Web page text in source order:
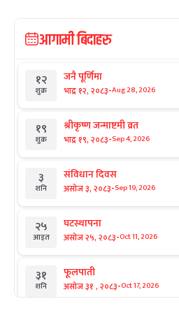
आगामी बिदाहरु
१२
शुक्र
जनै पूर्णिमा
भाद्र १२, २०८३-Aug 28, 2026
१९
शुक्र
श्रीकृष्ण जन्माष्टमी व्रत
भाद्र १९, २०८३-Sep 4, 2026
३
शनि
संविधान दिवस
असोज ३, २०८३-Sep 19, 2026
२५
आइत
घटस्थापना
असोज २५, २०८३-Oct 11, 2026
३१
शनि
फूलपाती
असोज ३१ , २०८३-Oct 17, 2026